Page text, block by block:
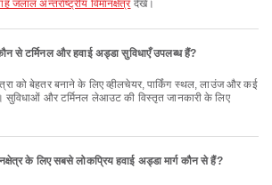
जलाल अन्तर्राष्ट्रीय विमानक्षेत्रदेखें।
से टर्मिनल और हवाई अड्डा सुविधाएँ उपलब्ध हैं?
सुविधाओं और टर्मिनल लेआउट की विस्तृत जानकारी के लिए
के लिए सबसे लोकप्रिय हवाई अड्डा मार्ग कौन से हैं?